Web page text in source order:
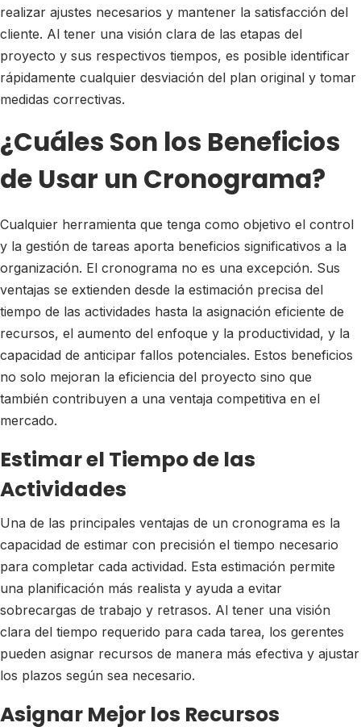
realizar ajustes necesarios y mantener la satisfacción del
cliente. Al tener una visión clara de las etapas del
proyecto y sus respectivos tiempos, es posible identificar
rápidamente cualquier desviación del plan original y tomar
medidas correctivas.
¿Cuáles Son los Beneficios
de Usar un Cronograma?
Cualquier herramienta que tenga como objetivo el control
y la gestión de tareas aporta beneficios significativos a la
organización. El cronograma no es una excepción. Sus
ventajas se extienden desde la estimación precisa del
tiempo de las actividades hasta la asignación eficiente de
recursos, el aumento del enfoque y la productividad, y la
capacidad de anticipar fallos potenciales. Estos beneficios
no solo mejoran la eficiencia del proyecto sino que
también contribuyen a una ventaja competitiva en el
mercado.
Estimar el Tiempo de las
Actividades
Una de las principales ventajas de un cronograma es la
capacidad de estimar con precisión el tiempo necesario
para completar cada actividad. Esta estimación permite
una planificación más realista y ayuda a evitar
sobrecargas de trabajo y retrasos. Al tener una visión
clara del tiempo requerido para cada tarea, los gerentes
pueden asignar recursos de manera más efectiva y ajustar
los plazos según sea necesario.
Asignar Mejor los Recursos